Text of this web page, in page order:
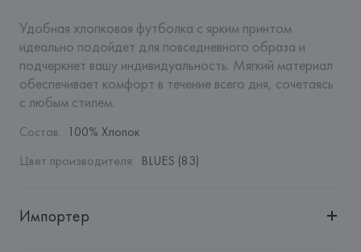
Удобная хлопковая футболка с ярким принтом
идеально подойдет для повседневного образа и
подчеркнет вашу индивидуальность. Мягкий материал
обеспечивает комфорт в течение всего дня, сочетаясь
с любым стилем.
Состав: 100% Хлопок
Цвет производителя: BLUES (83)
Импортер